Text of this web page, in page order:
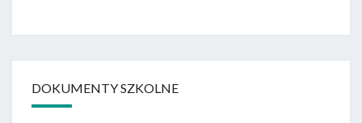
DOKUMENTY SZKOLNE